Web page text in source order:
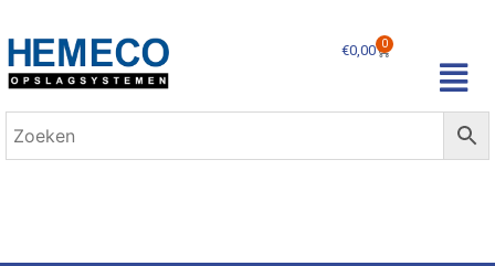
€0,00 0